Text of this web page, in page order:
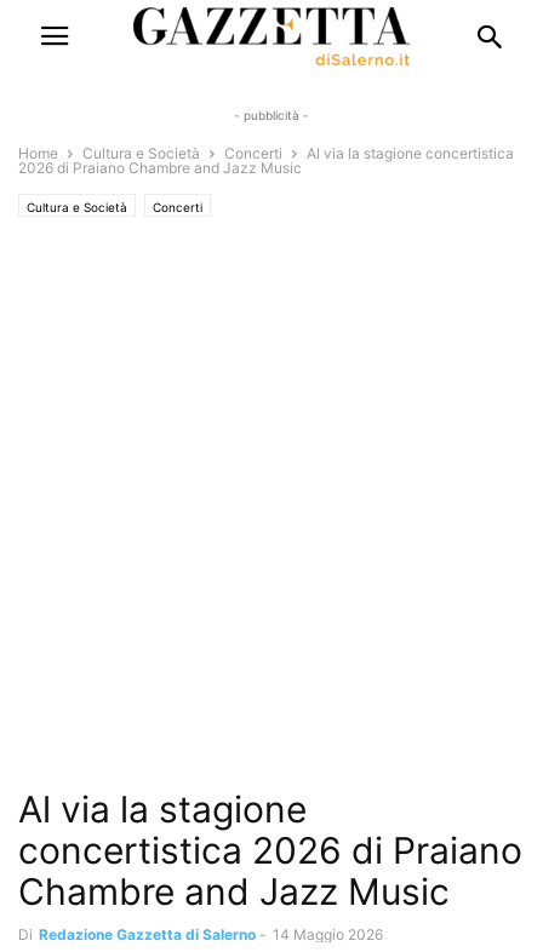
- pubblicità -
Home Cultura e Società Concerti
Al via la stagione concertistica
2026 di Praiano Chambre and Jazz Music
Cultura e Società Concerti
Al via la stagione
concertistica 2026 di Praiano
Chambre and Jazz Music
Di Redazione Gazzetta di Salerno - 14 Maggio 2026